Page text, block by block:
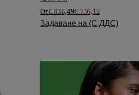
От€ 836,49€ 736,11
Задаване на (С ДДС)